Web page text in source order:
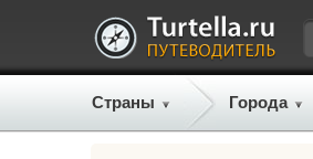
Страны Города